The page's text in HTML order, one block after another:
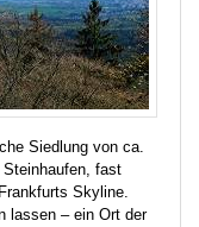
Siedlung von ca.
fast
Skyline.
lassen – ein Ort der